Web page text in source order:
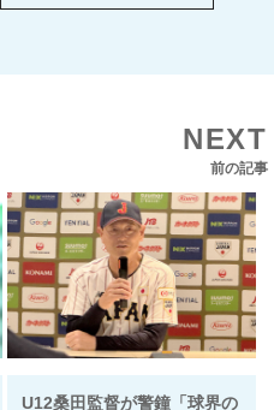
NEXT
前の記事
U12桑田監督が警鐘「球界の